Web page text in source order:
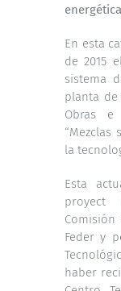
En esta
de 2015
sistema
planta de
Obras e
“Mezclas
la
Esta
proyect
Comisión
Feder y
haber